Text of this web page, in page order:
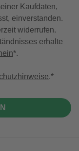
Kaufdaten,
einverstanden.
widerrufen.
erhalte
*.
.